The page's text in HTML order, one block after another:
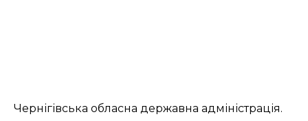
Чернігівська обласна державна адміністрація.